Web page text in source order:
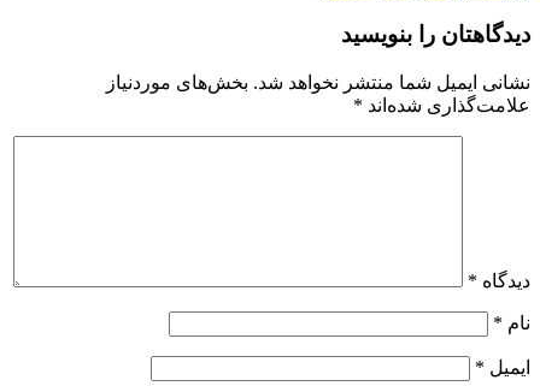
دیدگاهتان را بنویسید
نشانی ایمیل شما منتشر نخواهد شد. بخش‌های موردنیاز
علامت‌گذاری شده‌اند *
دیدگاه *
نام *
ایمیل *